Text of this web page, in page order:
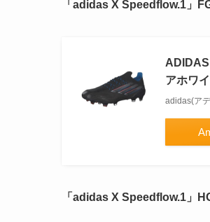
「adidas X Speedflow.1」
アホワ
adidas(ア
「adidas X Speedflow.1」